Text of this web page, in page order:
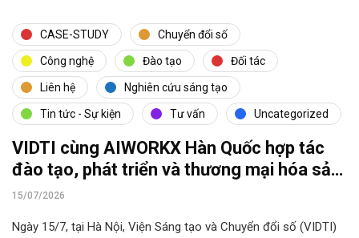
CASE-STUDY Chuyển đổi số
Công nghệ Đào tạo Đối tác
Liên hệ Nghiên cứu sáng tạo
Tin tức - Sự kiện Tư vấn Uncategorized
VIDTI cùng AIWORKX Hàn Quốc hợp tác
đào tạo, phát triển và thương mại hóa sản
phẩm AI
15/07/2026
Ngày 15/7, tại Hà Nội, Viện Sáng tạo và Chuyển đổi số (VIDTI)